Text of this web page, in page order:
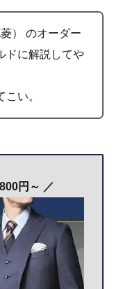
） のオーダー
ドに解説してや
い。
円～ ／